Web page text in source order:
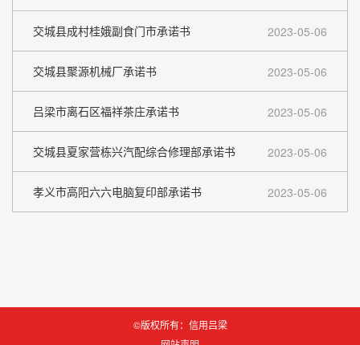
交城县成村桂娥副食门市承诺书 2023-05-06
交城县聚源机械厂承诺书 2023-05-06
吕梁市离石区福祥茶庄承诺书 2023-05-06
交城县夏家营栋兴汽配综合修理部承诺书 2023-05-06
孝义市高阳六六电脑复印部承诺书 2023-05-06
©版权所有：信用吕梁